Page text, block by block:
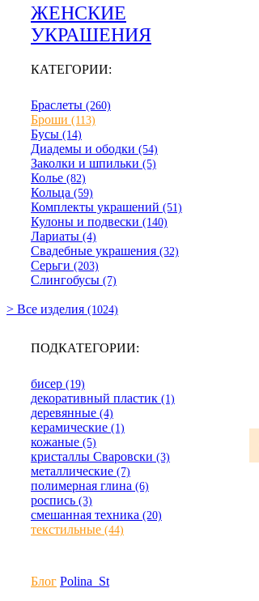
ЖЕНСКИЕ
УКРАШЕНИЯ
КАТЕГОРИИ:
Браслеты (260)
Броши (113)
Бусы (14)
Диадемы и ободки (54)
Заколки и шпильки (5)
Колье (82)
Кольца (59)
Комплекты украшений (51)
Кулоны и подвески (140)
Лариаты (4)
Свадебные украшения (32)
Серьги (203)
Слингобусы (7)
> Все изделия (1024)
ПОДКАТЕГОРИИ:
бисер (19)
декоративный пластик (1)
деревянные (4)
керамические (1)
кожаные (5)
кристаллы Сваровски (3)
металлические (7)
полимерная глина (6)
роспись (3)
смешанная техника (20)
текстильные (44)
Блог Polina_St